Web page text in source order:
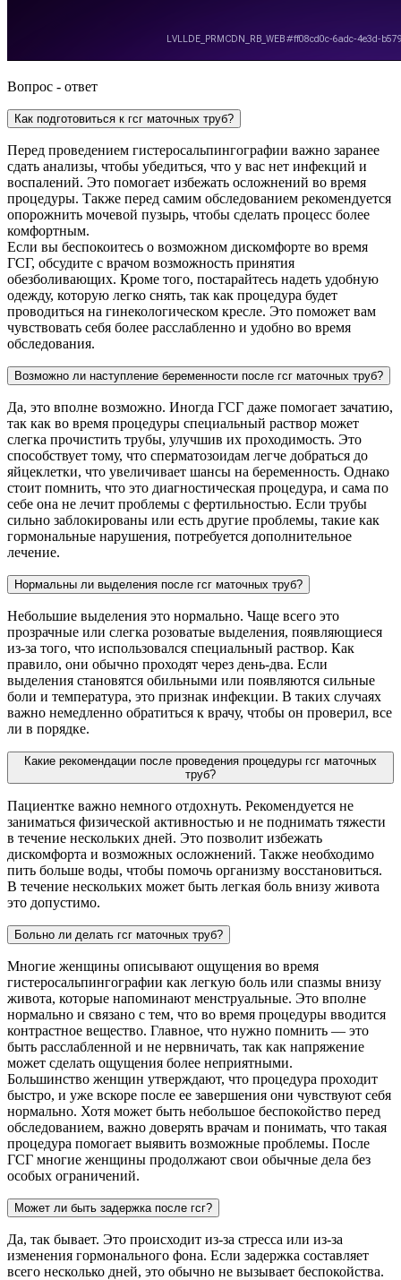
Вопрос - ответ
Как подготовиться к гсг маточных труб?
Перед проведением гистеросальпингографии важно заранее
сдать анализы, чтобы убедиться, что у вас нет инфекций и
воспалений. Это помогает избежать осложнений во время
процедуры. Также перед самим обследованием рекомендуется
опорожнить мочевой пузырь, чтобы сделать процесс более
комфортным.
Если вы беспокоитесь о возможном дискомфорте во время
ГСГ, обсудите с врачом возможность принятия
обезболивающих. Кроме того, постарайтесь надеть удобную
одежду, которую легко снять, так как процедура будет
проводиться на гинекологическом кресле. Это поможет вам
чувствовать себя более расслабленно и удобно во время
обследования.
Возможно ли наступление беременности после гсг маточных труб?
Да, это вполне возможно. Иногда ГСГ даже помогает зачатию,
так как во время процедуры специальный раствор может
слегка прочистить трубы, улучшив их проходимость. Это
способствует тому, что сперматозоидам легче добраться до
яйцеклетки, что увеличивает шансы на беременность. Однако
стоит помнить, что это диагностическая процедура, и сама по
себе она не лечит проблемы с фертильностью. Если трубы
сильно заблокированы или есть другие проблемы, такие как
гормональные нарушения, потребуется дополнительное
лечение.
Нормальны ли выделения после гсг маточных труб?
Небольшие выделения это нормально. Чаще всего это
прозрачные или слегка розоватые выделения, появляющиеся
из-за того, что использовался специальный раствор. Как
правило, они обычно проходят через день-два. Если
выделения становятся обильными или появляются сильные
боли и температура, это признак инфекции. В таких случаях
важно немедленно обратиться к врачу, чтобы он проверил, все
ли в порядке.
Какие рекомендации после проведения процедуры гсг маточных
труб?
Пациентке важно немного отдохнуть. Рекомендуется не
заниматься физической активностью и не поднимать тяжести
в течение нескольких дней. Это позволит избежать
дискомфорта и возможных осложнений. Также необходимо
пить больше воды, чтобы помочь организму восстановиться.
В течение нескольких может быть легкая боль внизу живота
это допустимо.
Больно ли делать гсг маточных труб?
Многие женщины описывают ощущения во время
гистеросальпингографии как легкую боль или спазмы внизу
живота, которые напоминают менструальные. Это вполне
нормально и связано с тем, что во время процедуры вводится
контрастное вещество. Главное, что нужно помнить — это
быть расслабленной и не нервничать, так как напряжение
может сделать ощущения более неприятными.
Большинство женщин утверждают, что процедура проходит
быстро, и уже вскоре после ее завершения они чувствуют себя
нормально. Хотя может быть небольшое беспокойство перед
обследованием, важно доверять врачам и понимать, что такая
процедура помогает выявить возможные проблемы. После
ГСГ многие женщины продолжают свои обычные дела без
особых ограничений.
Может ли быть задержка после гсг?
Да, так бывает. Это происходит из-за стресса или из-за
изменения гормонального фона. Если задержка составляет
всего несколько дней, это обычно не вызывает беспокойства.